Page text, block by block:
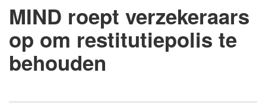
MIND roept verzekeraars
op om restitutiepolis te
behouden